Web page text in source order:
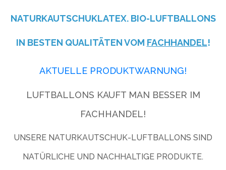
NATURKAUTSCHUKLATEX. BIO-LUFTBALLONS
IN BESTEN QUALITÄTEN VOM FACHHANDEL!
AKTUELLE PRODUKTWARNUNG!
LUFTBALLONS KAUFT MAN BESSER IM
FACHHANDEL!
UNSERE NATURKAUTSCHUK-LUFTBALLONS SIND
NATÜRLICHE UND NACHHALTIGE PRODUKTE.